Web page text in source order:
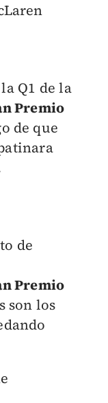
Q1 de la
Premio
de que
de
Premio
son los